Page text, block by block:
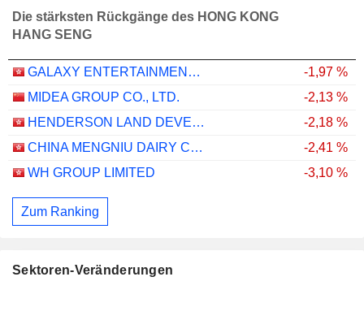
Die stärksten Rückgänge des HONG KONG
HANG SENG
GALAXY ENTERTAINMENT GROUP LIMITED
-1,97 %
MIDEA GROUP CO., LTD.
-2,13 %
HENDERSON LAND DEVELOPMENT COMPANY LIMITED
-2,18 %
CHINA MENGNIU DAIRY COMPANY LIMITED
-2,41 %
WH GROUP LIMITED
-3,10 %
Zum Ranking
Sektoren-Veränderungen